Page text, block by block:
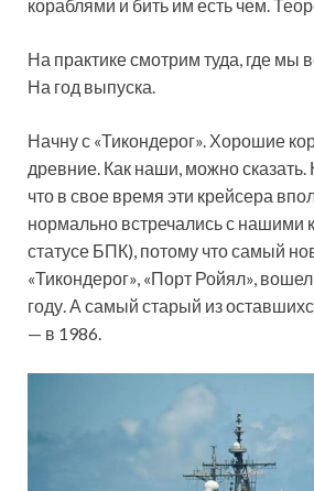
кораблями и бить им есть чем.
На практике смотрим туда, где мы
На год выпуска.
Начну с «Тикондерог». Хорошие
древние. Как наши, можно сказать.
что в свое время эти крейсера
нормально встречались с нашими
статусе БПК), потому что самый
«Тикондерог», «Порт Ройял»,
году. А самый старый из
— в 1986.